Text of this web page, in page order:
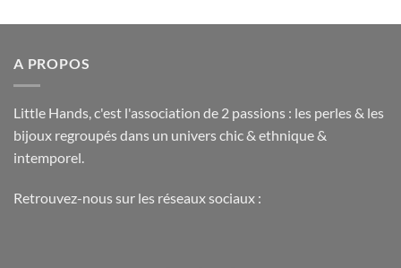
A PROPOS
Little Hands, c'est l'association de 2 passions : les perles & les
bijoux regroupés dans un univers chic & ethnique &
intemporel.
Retrouvez-nous sur les réseaux sociaux :